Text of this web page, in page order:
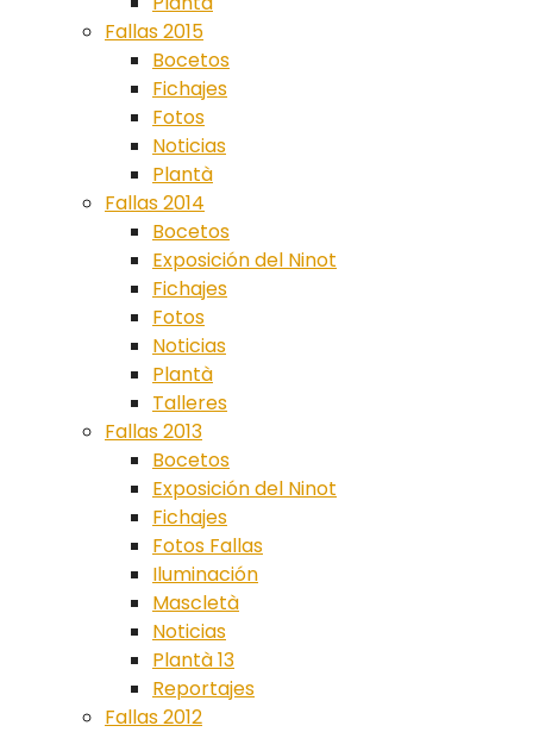
Fallas 2015
Bocetos
Fichajes
Fotos
Noticias
Plantà
Fallas 2014
Bocetos
Exposición del Ninot
Fichajes
Fotos
Noticias
Plantà
Talleres
Fallas 2013
Bocetos
Exposición del Ninot
Fichajes
Fotos Fallas
Iluminación
Mascletà
Noticias
Plantà 13
Reportajes
Fallas 2012